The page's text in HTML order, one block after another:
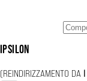
ipsilon
(REINDIRIZZAMENTO DA I